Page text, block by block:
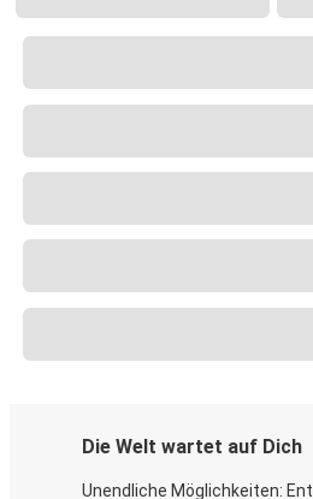
Die Welt wartet auf Dich
Unendliche Möglichkeiten: